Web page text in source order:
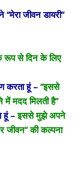
जीवन डायरी”
से दिन के लिए
करता हूं – “इससे
मदद मिलती है”
हूं –इससे मुझे अपने
जीवन” की कल्पना